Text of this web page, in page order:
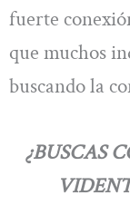
fuerte
que muchos
buscando la
¿BUSCAS